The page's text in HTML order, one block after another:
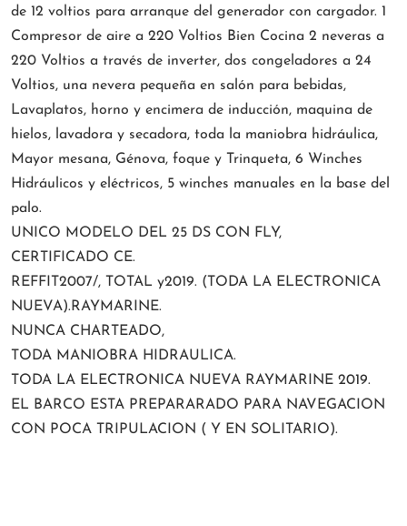
de 12 voltios para arranque del generador con cargador. 1
Compresor de aire a 220 Voltios Bien Cocina 2 neveras a
220 Voltios a través de inverter, dos congeladores a 24
Voltios, una nevera pequeña en salón para bebidas,
Lavaplatos, horno y encimera de inducción, maquina de
hielos, lavadora y secadora, toda la maniobra hidráulica,
Mayor mesana, Génova, foque y Trinqueta, 6 Winches
Hidráulicos y eléctricos, 5 winches manuales en la base del
palo.
UNICO MODELO DEL 25 DS CON FLY,
CERTIFICADO CE.
REFFIT2007/, TOTAL y2019. (TODA LA ELECTRONICA
NUEVA).RAYMARINE.
NUNCA CHARTEADO,
TODA MANIOBRA HIDRAULICA.
TODA LA ELECTRONICA NUEVA RAYMARINE 2019.
EL BARCO ESTA PREPARARADO PARA NAVEGACION
CON POCA TRIPULACION ( Y EN SOLITARIO).